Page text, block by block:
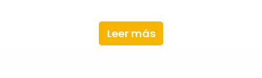
Leer más